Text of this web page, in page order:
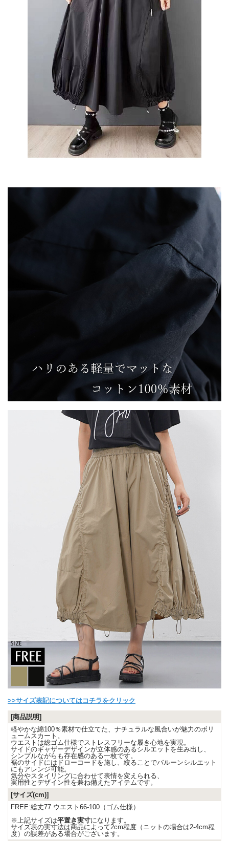
>>サイズ表記についてはコチラをクリック
[商品説明]
軽やかな綿100％素材で仕立てた、ナチュラルな風合いが魅力のボリ
ュームスカート。
ウエストは総ゴム仕様でストレスフリーな履き心地を実現。
サイドのギャザーデザインが立体感のあるシルエットを生み出し、
シンプルながらも存在感のある一枚です。
裾のサイドにはドローコードを施し、絞ることでバルーンシルエット
にもアレンジ可能。
気分やスタイリングに合わせて表情を変えられる、
実用性とデザイン性を兼ね備えたアイテムです。
[サイズ(cm)]
FREE:総丈77 ウエスト66-100（ゴム仕様）
※上記サイズは平置き実寸になります。
サイズ表の実寸法は商品によって2cm程度（ニットの場合は2-4cm程
度）の誤差がある場合がございます。